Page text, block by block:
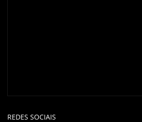
REDES SOCIAIS